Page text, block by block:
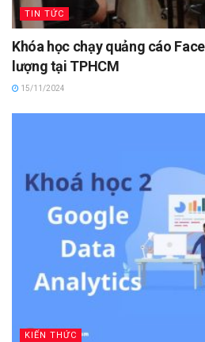
TIN TỨC
Khóa học chạy quảng cáo
lượng tại TPHCM
15/11/2024
KIẾN THỨC